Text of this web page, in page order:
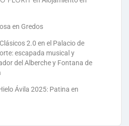
en Gredos
2.0 en el Palacio de
escapada musical y
del Alberche y Fontana de
Ávila 2025: Patina en